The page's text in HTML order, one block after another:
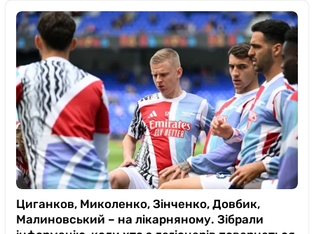
Циганков, Миколенко, Зінченко, Довбик,
Малиновський – на лікарняному. Зібрали